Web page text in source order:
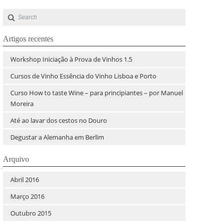
Artigos recentes
Workshop Iniciação à Prova de Vinhos 1.5
Cursos de Vinho Essência do Vinho Lisboa e Porto
Curso How to taste Wine – para principiantes – por Manuel
Moreira
Até ao lavar dos cestos no Douro
Degustar a Alemanha em Berlim
Arquivo
Abril 2016
Março 2016
Outubro 2015